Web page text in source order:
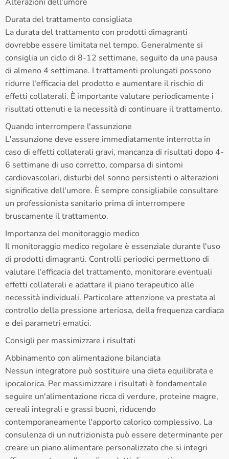
Durata del trattamento consigliata
La durata del trattamento con prodotti dimagranti
dovrebbe essere limitata nel tempo. Generalmente si
consiglia un ciclo di 8-12 settimane, seguito da una pausa
di almeno 4 settimane. I trattamenti prolungati possono
ridurre l'efficacia del prodotto e aumentare il rischio di
effetti collaterali. È importante valutare periodicamente i
risultati ottenuti e la necessità di continuare il trattamento.
Quando interrompere l'assunzione
L'assunzione deve essere immediatamente interrotta in
caso di effetti collaterali gravi, mancanza di risultati dopo 4-
6 settimane di uso corretto, comparsa di sintomi
cardiovascolari, disturbi del sonno persistenti o alterazioni
significative dell'umore. È sempre consigliabile consultare
un professionista sanitario prima di interrompere
bruscamente il trattamento.
Importanza del monitoraggio medico
Il monitoraggio medico regolare è essenziale durante l'uso
di prodotti dimagranti. Controlli periodici permettono di
valutare l'efficacia del trattamento, monitorare eventuali
effetti collaterali e adattare il piano terapeutico alle
necessità individuali. Particolare attenzione va prestata al
controllo della pressione arteriosa, della frequenza cardiaca
e dei parametri ematici.
Consigli per massimizzare i risultati
Abbinamento con alimentazione bilanciata
Nessun integratore può sostituire una dieta equilibrata e
ipocalorica. Per massimizzare i risultati è fondamentale
seguire un'alimentazione ricca di verdure, proteine magre,
cereali integrali e grassi buoni, riducendo
contemporaneamente l'apporto calorico complessivo. La
consulenza di un nutrizionista può essere determinante per
creare un piano alimentare personalizzato che si integri